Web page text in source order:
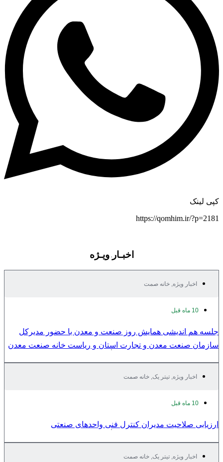
کپی لینک
https://qomhim.ir/?p=2181
اخبـار ویـژه
اخبار ویژه خانه صمت
10 ماه قبل
جلسه هم اندیشی همایش روز صنعت و معدن با حضور مدیرکل
سازمان صنعت معدن و تجارت استان و ریاست خانه صنعت معدن
اخبار ویژه, تیتر یک, خانه صمت
10 ماه قبل
ارزیابی صلاحیت مدیران کنترل فنی واحدهای صنعتی
اخبار ویژه تیتر یک خانه صمت